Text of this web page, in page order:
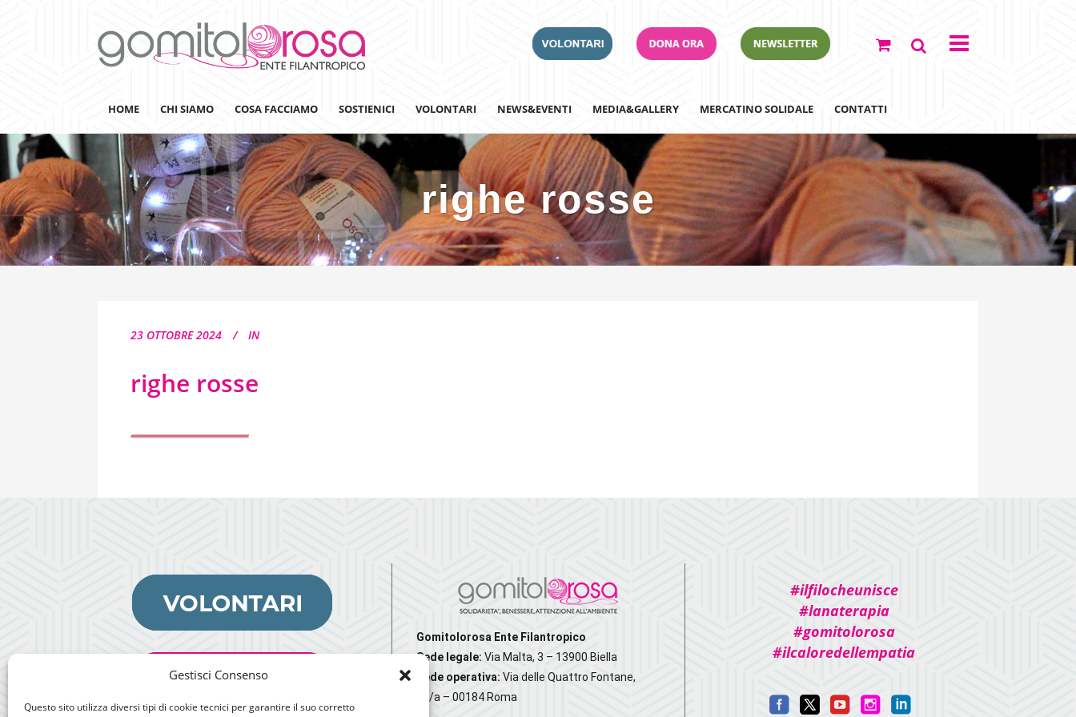
Gestisci Consenso
Questo sito utilizza diversi tipi di cookie tecnici per garantire il suo corretto
HOME CHI SIAMO COSA FACCIAMO
Lanaterapia
Ricerca
Sensibilizzazione
SOSTIENICI
Adotta un Ospedale
Team Building
VOLONTARI NEWS&EVENTI MEDIA&GALLERY MERCATINO SOLIDALE CONTATTI
righe rosse
23 OTTOBRE 2024 IN
righe rosse
Gomitolorosa Ente Filantropico
Sede legale: Via Malta, 3 – 13900 Biella
Sede operativa: Via delle Quattro Fontane,
20/a – 00184 Roma
#ilfilocheunisce
#lanaterapia
#gomitolorosa
#ilcaloredellempatia